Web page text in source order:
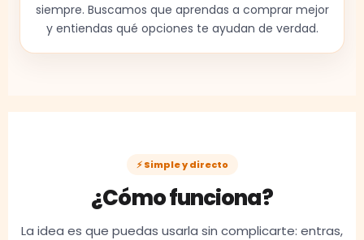
siempre. Buscamos que aprendas a comprar mejor
y entiendas qué opciones te ayudan de verdad.
⚡ Simple y directo
¿Cómo funciona?
La idea es que puedas usarla sin complicarte: entras,